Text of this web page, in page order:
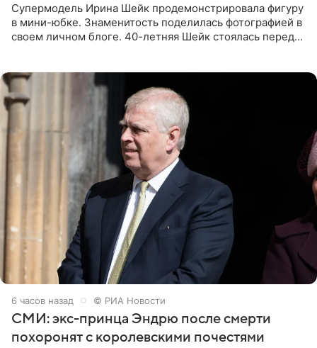
Супермодель Ирина Шейк продемонстрировала фигуру
в мини-юбке. Знаменитость поделилась фотографией в
своем личном блоге. 40-летняя Шейк стоялась перед
6 часов назад © РИА Новости
СМИ: экс-принца Эндрю после смерти
похоронят с королевскими почестями